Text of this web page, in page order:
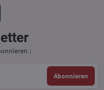
:
Abonnieren